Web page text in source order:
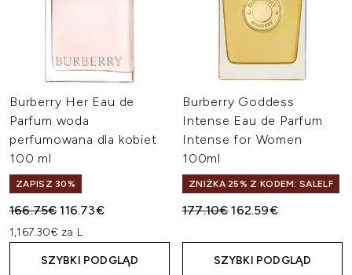
Burberry Her Eau de
Parfum woda
perfumowana dla kobiet
100 ml
ZAPISZ 30%
Sugerowana cena detaliczna:
166.75€Aktualna cena:
116.73€
1,167.30€ za L
SZYBKI PODGLĄD
Burberry Goddess
Intense Eau de Parfum
Intense for Women
100ml
ZNIŻKA 25% Z KODEM: SALELF
Sugerowana cena
177.10€Aktualna cena:
162.59€
SZYBKI PODGLĄD